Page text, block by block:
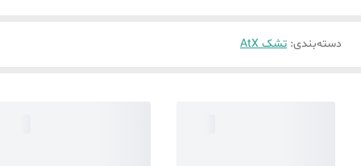
دسته‌بندی: تشک AtX